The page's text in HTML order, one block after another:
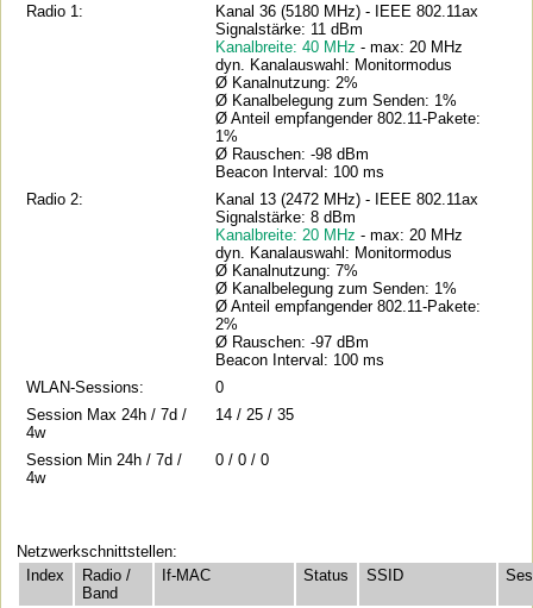
Radio 1:
Kanal 36 (5180 MHz) - IEEE 802.11ax
Signalstärke: 11 dBm
Kanalbreite: 40 MHz- max: 20 MHz
dyn. Kanalauswahl: Monitormodus
Ø Kanalnutzung: 2%
Ø Kanalbelegung zum Senden: 1%
Ø Anteil empfangender 802.11-Pakete:
1%
Ø Rauschen: -98 dBm
Beacon Interval: 100 ms
Radio 2:
Kanal 13 (2472 MHz) - IEEE 802.11ax
Signalstärke: 8 dBm
Kanalbreite: 20 MHz- max: 20 MHz
dyn. Kanalauswahl: Monitormodus
Ø Kanalnutzung: 7%
Ø Kanalbelegung zum Senden: 1%
Ø Anteil empfangender 802.11-Pakete:
2%
Ø Rauschen: -97 dBm
Beacon Interval: 100 ms
WLAN-Sessions:
0
Session Max 24h / 7d /
4w
14 / 25 / 35
Session Min 24h / 7d /
4w
0 / 0 / 0
Netzwerkschnittstellen:
Index
Radio /
Band
If-MAC Status SSID